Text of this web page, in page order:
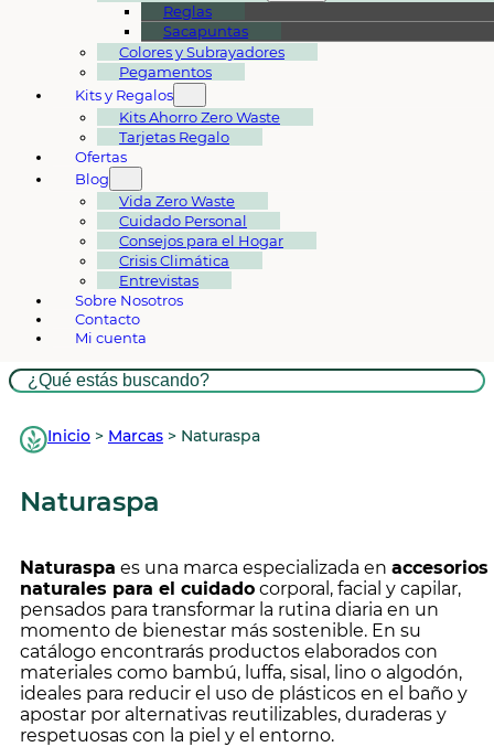
Reglas
Sacapuntas
Colores y Subrayadores
Pegamentos
Kits y Regalos
Kits Ahorro Zero Waste
Tarjetas Regalo
Ofertas
Blog
Vida Zero Waste
Cuidado Personal
Consejos para el Hogar
Crisis Climática
Entrevistas
Sobre Nosotros
Contacto
Mi cuenta
Buscar
Inicio > Marcas > Naturaspa
Naturaspa
Naturaspa es una marca especializada en accesorios
naturales para el cuidado corporal, facial y capilar,
pensados para transformar la rutina diaria en un
momento de bienestar más sostenible. En su
catálogo encontrarás productos elaborados con
materiales como bambú, luffa, sisal, lino o algodón,
ideales para reducir el uso de plásticos en el baño y
apostar por alternativas reutilizables, duraderas y
respetuosas con la piel y el entorno.